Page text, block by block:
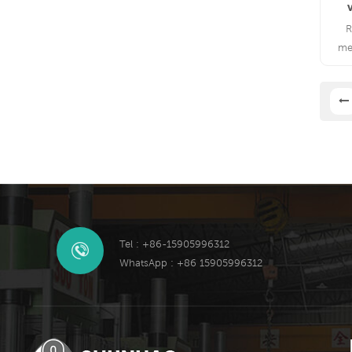
Tel : +86-15905996312
WhatsApp : +86 15905996312